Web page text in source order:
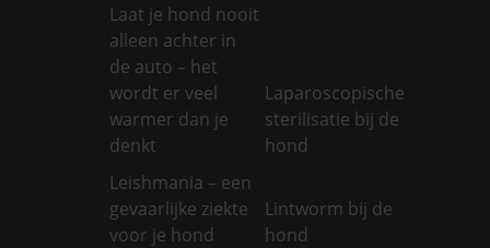
Laat je hond nooit
alleen achter in
de auto – het
wordt er veel
warmer dan je
denkt
Laparoscopische
sterilisatie bij de
hond
Leishmania – een
gevaarlijke ziekte
voor je hond
Lintworm bij de
hond